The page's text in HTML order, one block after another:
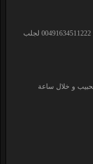
الشيخ الروحاني جلب الحبيب و خلال ساعة 00491634511222 لجلب